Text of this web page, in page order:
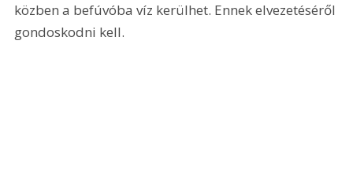
közben a befúvóba víz kerülhet. Ennek elvezetéséről
gondoskodni kell.